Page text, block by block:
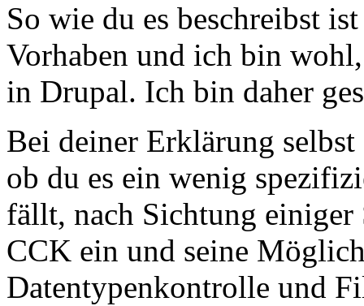
So wie du es beschreibst
Vorhaben und ich bin
in Drupal. Ich bin daher
Bei deiner Erklärung
ob du es ein wenig
fällt, nach Sichtung einiger
CCK ein und seine
Datentypenkontrolle und